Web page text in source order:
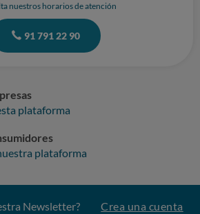
nuestros horarios de atención
91 791 22 90
plataforma
plataforma
Newsletter? Crea una cuenta